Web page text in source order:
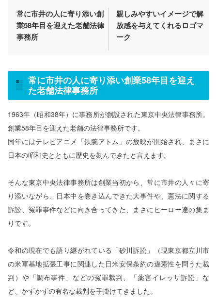
常に市井の人に寄り添い創
業58年目を迎えた老舗法律
事務所
親しみやすいイメージで解
放感を与えてくれるロゴマ
ーク
常に市井の人に寄り添い創業58年目を迎え
た老舗法律事務所
1963年（昭和38年）に事務所が創設された東京中央法律事務所。
創業58年目を迎えた老舗の法律事務所です。
同年にはテレビアニメ「鉄腕アトム」の放映が開始され、まさに
日本の昭和史とともに歴史を刻んできたと言えます。
そんな東京中央法律事務所は創業当初から、常に市井の人々に寄
り添いながら、日本中を巻き込んできた大事件や、憲法に関する
訴訟、冤罪事件などに向き合ってきた、まさにヒーロー達の集ま
りです。
令和の現在でも語り継がれている「砂川訴訟」（現東京都立川市
の米軍基地拡張工事に関連した日米安保条約の違憲性を問うた裁
判）や「調布事件」などの冤罪裁判、「薬害イレッサ訴訟」な
ど、かずかずの有名な裁判を手掛けてきました。